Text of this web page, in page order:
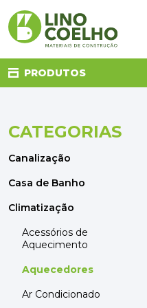
PRODUTOS
CANALIZAÇÃO
CLIMATIZAÇÃO
COZINHA
ELETRICIDADE
FERRAGENS
FERRAMENTAS
JARDIM
MATERIAIS DE CONSTRUÇÃO
CATEGORIAS
Canalização
Casa de Banho
Climatização
Acessórios de
Aquecimento
Aquecedores
Ar Condicionado